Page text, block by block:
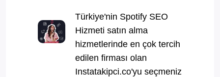
Türkiye'nin Spotify SEO
Hizmeti satın alma
hizmetlerinde en çok tercih
edilen firması olan
Instatakipci.co'yu seçmeniz